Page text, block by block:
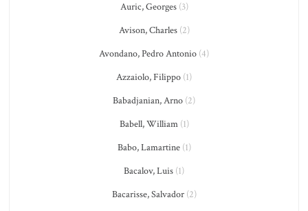
Auric, Georges(3)
Avison, Charles(2)
Avondano, Pedro Antonio (4)
Azzaiolo, Filippo (1)
Babadjanian, Arno (2)
Babell, William(1)
Babo, Lamartine(1)
Bacalov, Luis (1)
Bacarisse, Salvador(2)